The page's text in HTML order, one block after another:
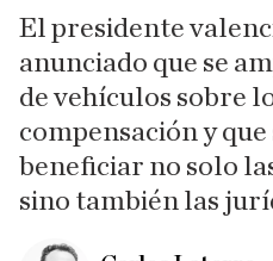
El presidente
anunciado que se
de vehículos sobre
compensación y
beneficiar no solo
sino también las